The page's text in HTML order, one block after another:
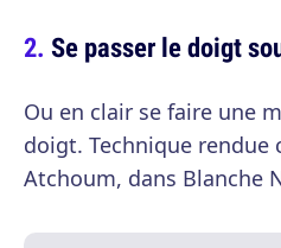
Se passer le doigt
Ou en clair se faire une
doigt. Technique rendue
Atchoum, dans Blanche